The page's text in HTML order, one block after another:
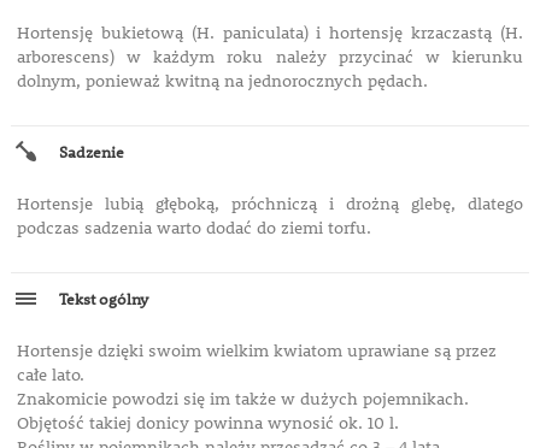
Hortensję bukietową (H. paniculata) i hortensję krzaczastą (H.
arborescens) w każdym roku należy przycinać w kierunku
dolnym, ponieważ kwitną na jednorocznych pędach.
Sadzenie
Hortensje lubią głęboką, próchniczą i drożną glebę, dlatego
podczas sadzenia warto dodać do ziemi torfu.
Tekst ogólny
Hortensje dzięki swoim wielkim kwiatom uprawiane są przez
całe lato.
Znakomicie powodzi się im także w dużych pojemnikach.
Objętość takiej donicy powinna wynosić ok. 10 l.